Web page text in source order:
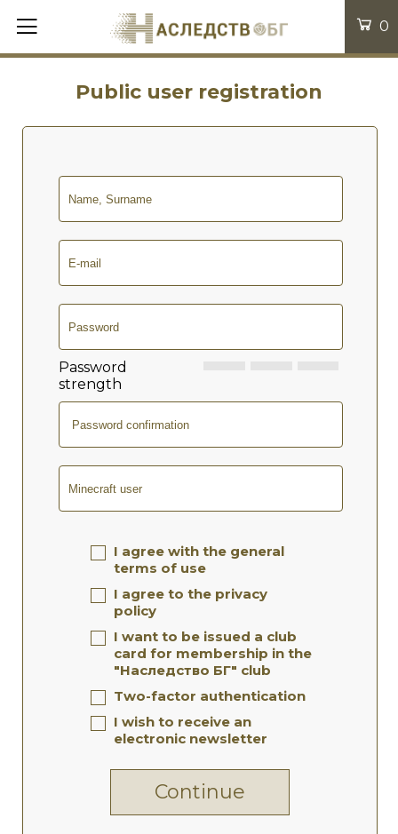
Public user registration
Password
strength
I agree with the general
terms of use
I agree to the privacy
policy
I want to be issued a club
card for membership in the
"Наследство БГ" club
Two-factor authentication
I wish to receive an
electronic newsletter
Continue
0